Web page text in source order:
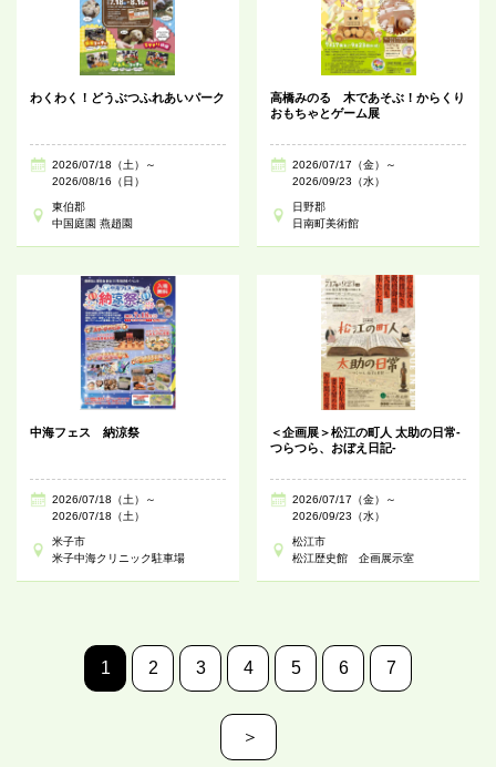
わくわく！どうぶつふれあいパーク
2026/07/18（土）～
2026/08/16（日）
東伯郡
中国庭園 燕趙園
高橋みのる 木であそぶ！からくり
おもちゃとゲーム展
2026/07/17（金）～
2026/09/23（水）
日野郡
日南町美術館
中海フェス 納涼祭
2026/07/18（土）～
2026/07/18（土）
米子市
米子中海クリニック駐車場
＜企画展＞松江の町人 太助の日常-
つらつら、おぼえ日記-
2026/07/17（金）～
2026/09/23（水）
松江市
松江歴史館 企画展示室
1 2 3 4 5 6 7
＞